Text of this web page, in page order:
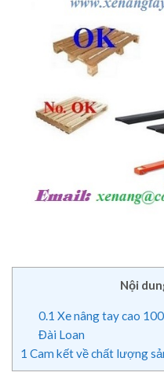
Nội
0.1 Xe nâng tay cao
Đài Loan
1 Cam kết về chất lượng